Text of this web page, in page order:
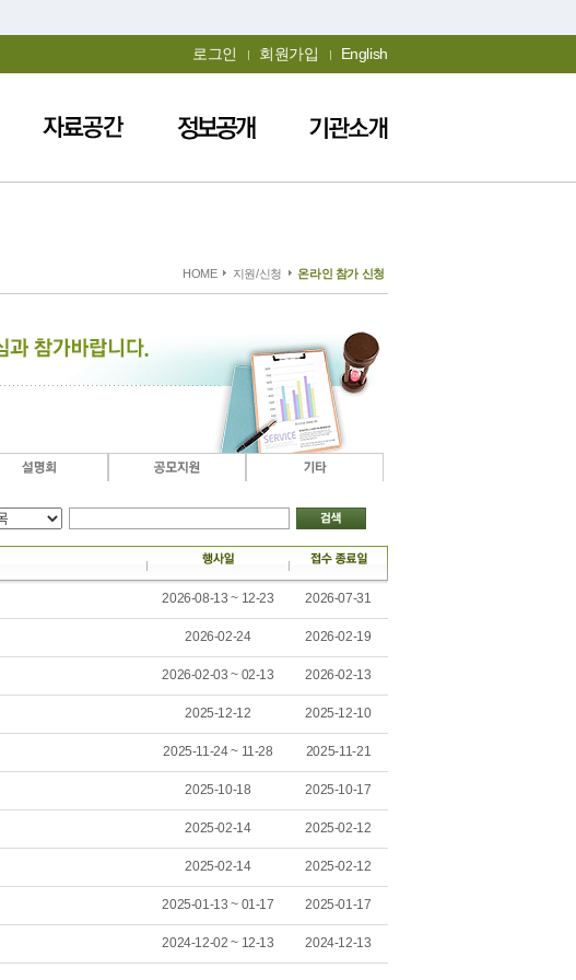
로그인 회원가입 English
HOME 지원/신청 온라인 참가 신청
2026-08-13 ~ 12-23 2026-07-31
2026-02-24 2026-02-19
2026-02-03 ~ 02-13 2026-02-13
2025-12-12 2025-12-10
2025-11-24 ~ 11-28 2025-11-21
2025-10-18 2025-10-17
2025-02-14 2025-02-12
2025-02-14 2025-02-12
2025-01-13 ~ 01-17 2025-01-17
2024-12-02 ~ 12-13 2024-12-13